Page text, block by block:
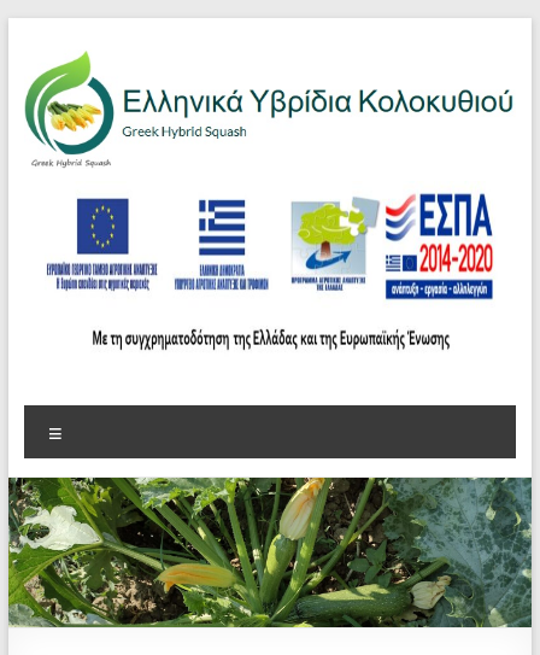
στο
περιεχόμενο
Ελληνικά
Υβρίδια
Κολοκυθιού